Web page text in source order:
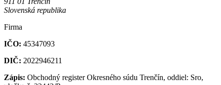
Slovenská republika
Firma
IČO: 45347093
DIČ: 2022946211
Zápis: Obchodný register Okresného súdu Trenčín, oddiel: Sro,